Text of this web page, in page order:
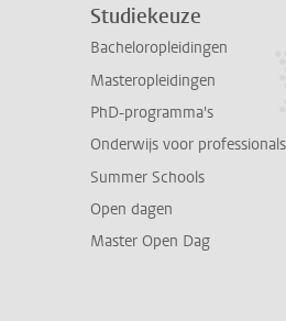
Studiekeuze
Bacheloropleidingen
Masteropleidingen
PhD-programma's
Onderwijs voor professionals
Summer Schools
Open dagen
Master Open Dag